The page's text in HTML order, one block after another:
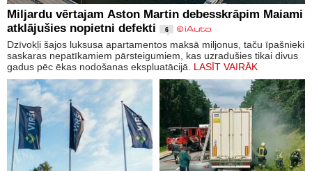
Miljardu vērtajam Aston Martin debesskrāpim Maiami
atklājušies nopietni defekti
6
Dzīvokļi šajos luksusa apartamentos maksā miljonus, taču īpašnieki
saskaras nepatīkamiem pārsteigumiem, kas uzradušies tikai divus
gadus pēc ēkas nodošanas ekspluatācijā. LASĪT VAIRĀK